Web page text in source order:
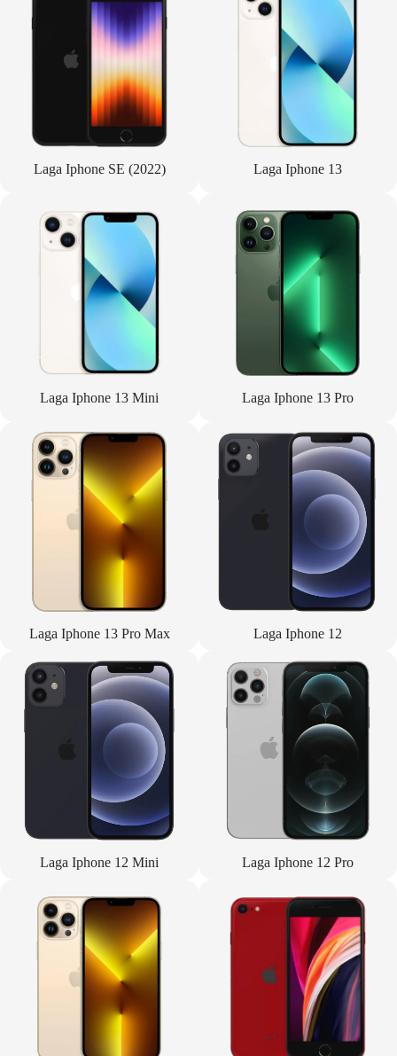
Laga Iphone SE (2022) Laga Iphone 13
Laga Iphone 13 Mini Laga Iphone 13 Pro
Laga Iphone 13 Pro Max Laga Iphone 12
Laga Iphone 12 Mini Laga Iphone 12 Pro